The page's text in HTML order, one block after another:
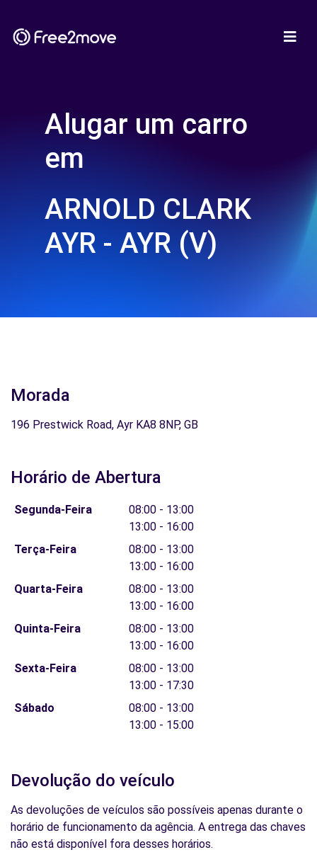
Alugar um carro
em
ARNOLD CLARK
AYR - AYR (V)
Morada
196 Prestwick Road, Ayr KA8 8NP, GB
Horário de Abertura
Segunda-Feira
08:00 - 13:00
13:00 - 16:00
Terça-Feira
08:00 - 13:00
13:00 - 16:00
Quarta-Feira
08:00 - 13:00
13:00 - 16:00
Quinta-Feira
08:00 - 13:00
13:00 - 16:00
Sexta-Feira
08:00 - 13:00
13:00 - 17:30
Sábado
08:00 - 13:00
13:00 - 15:00
Devolução do veículo
As devoluções de veículos são possíveis apenas durante o
horário de funcionamento da agência. A entrega das chaves
não está disponível fora desses horários.